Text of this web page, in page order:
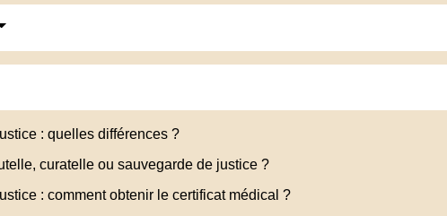
: quelles différences ?
curatelle ou sauvegarde de justice ?
: comment obtenir le certificat médical ?